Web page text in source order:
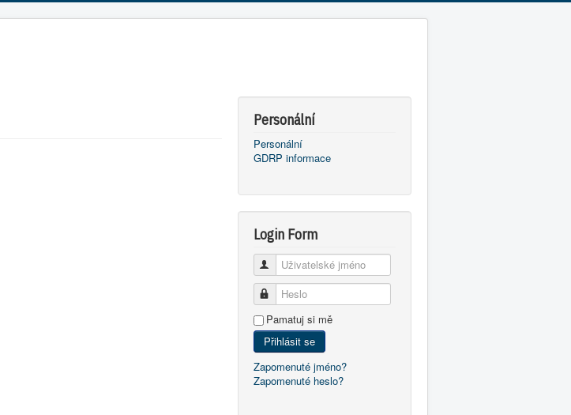
Personální
Personální
GDRP informace
Login Form
Uživatelské jméno
Heslo
Pamatuj si mě
Přihlásit se
Zapomenuté jméno?
Zapomenuté heslo?